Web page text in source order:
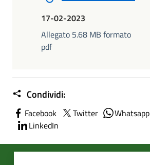
17-02-2023
Allegato 5.68 MB formato
pdf
Condividi:
Facebook Twitter Whatsapp
LinkedIn